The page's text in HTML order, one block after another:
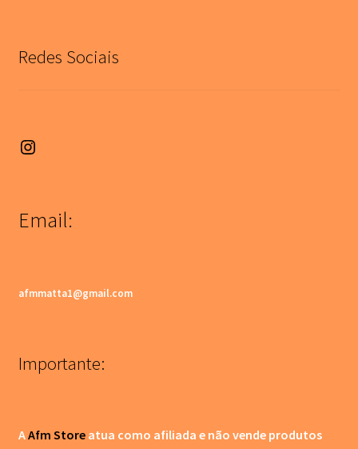
Redes Sociais
Email:
afmmatta1@gmail.com
Importante:
AAfm Store atua como afiliada e não vende produtos